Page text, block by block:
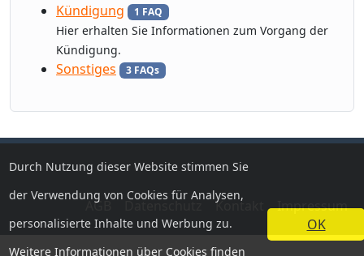
Kündigung 1 FAQ
Hier erhalten Sie Informationen zum Vorgang der
Kündigung.
Sonstiges 3 FAQs
AGB Kontakt Impressum
Durch Nutzung dieser Website stimmen Sie
der Verwendung von Cookies für Analysen,
personalisierte Inhalte und Werbung zu.
Weitere Informationen über Cookies finden
OK